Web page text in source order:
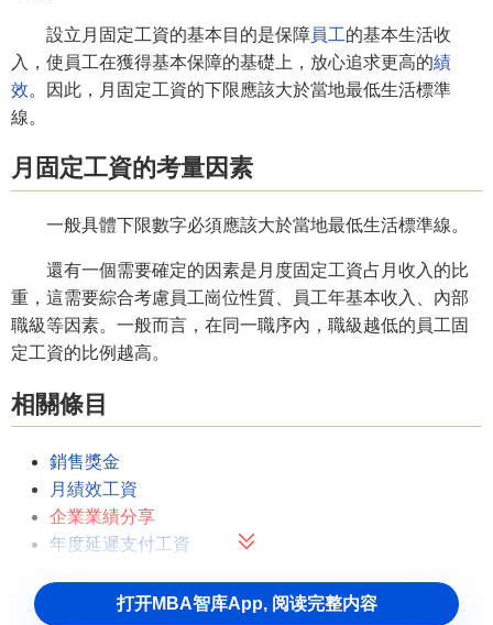
設立月固定工資的基本目的是保障員工的基本生活收
入，使員工在獲得基本保障的基礎上，放心追求更高的績
效。因此，月固定工資的下限應該大於當地最低生活標準
線。
月固定工資的考量因素
一般具體下限數字必須應該大於當地最低生活標準線。
還有一個需要確定的因素是月度固定工資占月收入的比
重，這需要綜合考慮員工崗位性質、員工年基本收入、內部
職級等因素。一般而言，在同一職序內，職級越低的員工固
定工資的比例越高。
相關條目
銷售獎金
月績效工資
企業業績分享
年度延遲支付工資
打开MBA智库App, 阅读完整内容